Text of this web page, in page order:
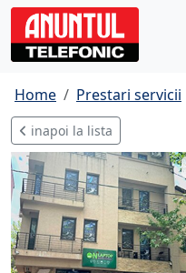
Home Prestari servicii
inapoi la lista